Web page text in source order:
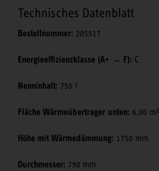
Technisches Datenblatt
Bestellnummer: 205517
Energieeffizienzklasse (A+ → F): C
Nenninhalt: 750 l
Fläche Wärmeübertrager unten: 6,00 m²
Höhe mit Wärmedämmung: 1750 mm
Durchmesser: 790 mm